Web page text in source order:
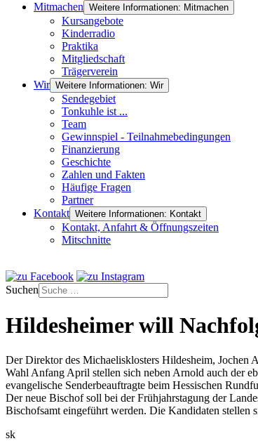
Mitmachen Weitere Informationen: Mitmachen
Kursangebote
Kinderradio
Praktika
Mitgliedschaft
Trägerverein
Wir Weitere Informationen: Wir
Sendegebiet
Tonkuhle ist ...
Team
Gewinnspiel - Teilnahmebedingungen
Finanzierung
Geschichte
Zahlen und Fakten
Häufige Fragen
Partner
Kontakt Weitere Informationen: Kontakt
Kontakt, Anfahrt & Öffnungszeiten
Mitschnitte
Suchen
Hildesheimer will
Der Direktor des Michaelisklosters Hildesheim, Jochen
Wahl Anfang April stellen sich neben Arnold auch der
evangelische Senderbeauftragte beim Hessischen
Der neue Bischof soll bei der Frühjahrstagung der
Bischofsamt eingeführt werden. Die Kandidaten stellen
sk